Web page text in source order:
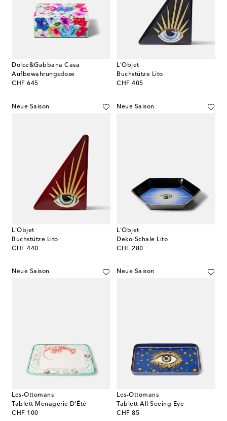
Dolce&Gabbana Casa
Aufbewahrungsdose
CHF 645
original price
L'Objet
Buchstütze Lito
CHF 405
original price
Neue Saison
L'Objet
Buchstütze Lito
CHF 440
original price
Neue Saison
L'Objet
Deko-Schale Lito
CHF 280
original price
Neue Saison
Les-Ottomans
Tablett Menagerie D'Été
CHF 100
original price
Neue Saison
Les-Ottomans
Tablett All Seeing Eye
CHF 85
original price